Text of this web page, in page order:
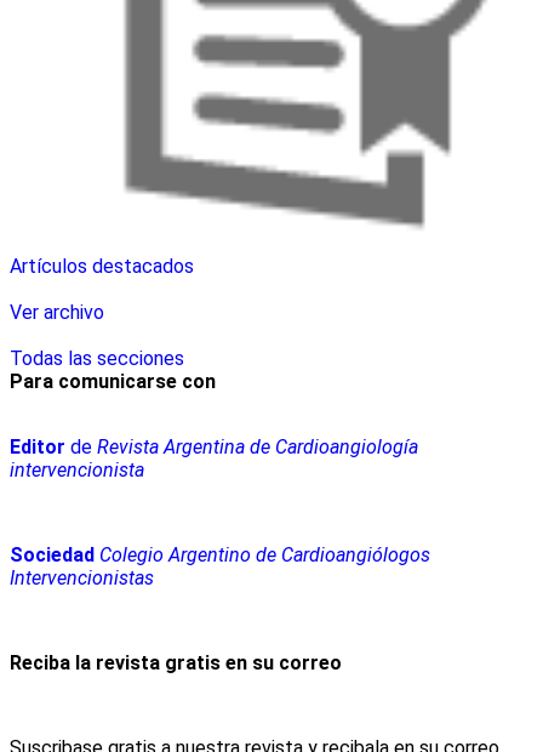
Artículos destacados
Ver archivo
Todas las secciones
Para comunicarse con
Editor de Revista Argentina de Cardioangiología
intervencionista
Sociedad Colegio Argentino de Cardioangiólogos
Intervencionistas
Reciba la revista gratis en su correo
Suscribase gratis a nuestra revista y recibala en su correo